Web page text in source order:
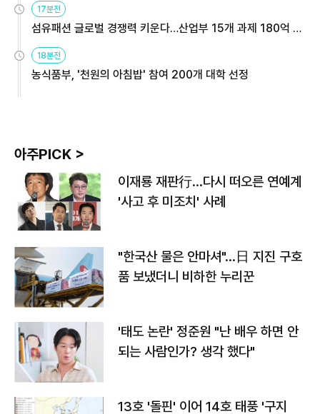
17분전
섬유패션 글로벌 경쟁력 키운다…산업부 15개 과제 180억 지
18분전
농식품부, '천원의 아침밥' 참여 200개 대학 선정
아주PICK >
이재룡 재판行…다시 떠오른 연예계
'사고 후 미조치' 사례
"한국산 물은 안마셔"…日 지진 구호
품 보냈더니 비하한 누리꾼
'태도 논란' 정준원 "난 배우 하면 안
되는 사람인가? 생각 했다"
13호 '돌핀' 이어 14호 태풍 '구지